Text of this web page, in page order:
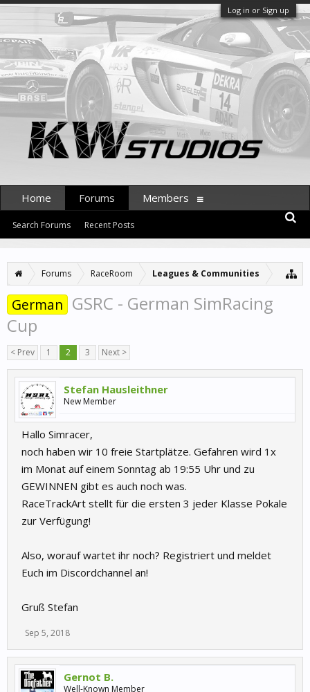
Log in or Sign up
Forums RaceRoom Leagues & Communities
German GSRC - German SimRacing
Cup
< Prev 1 2 3 Next >
Stefan Hausleithner
New Member
Hallo Simracer,
noch haben wir 10 freie Startplätze. Gefahren wird 1x
im Monat auf einem Sonntag ab 19:55 Uhr und zu
GEWINNEN gibt es auch noch was.
RaceTrackArt stellt für die ersten 3 jeder Klasse Pokale
zur Verfügung!
Also, worauf wartet ihr noch? Registriert und meldet
Euch im Discordchannel an!
Gruß Stefan
Sep 5, 2018
Gernot B.
Well-Known Member
Home Forums
Search Forums Recent Posts
Members